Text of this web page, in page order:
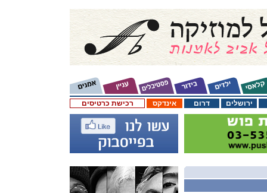
רכישת כרטיסים אינדקס דרום ירושלים